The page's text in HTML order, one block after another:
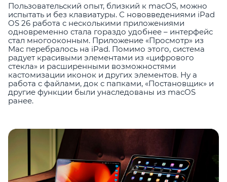
Пользовательский опыт, близкий к macOS, можно
испытать и без клавиатуры. С нововведениями iPad
OS 26 работа с несколькими приложениями
одновременно стала гораздо удобнее – интерфейс
стал многооконным. Приложение «Просмотр» из
Mac перебралось на iPad. Помимо этого, система
радует красивыми элементами из «цифрового
стекла» и расширенными возможностями
кастомизации иконок и других элементов. Ну а
работа с файлами, док с папками, «Постановщик» и
другие функции были унаследованы из macOS
ранее.